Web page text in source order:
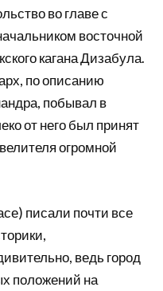
во главе с
восточной
кагана Дизабула.
по описанию
побывал в
от него был принят
огромной
писали почти все
ведь город
положений на